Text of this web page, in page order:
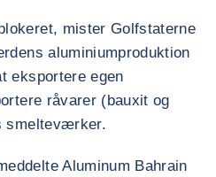
mister Golfstaterne
aluminiumproduktion
eksportere egen
råvarer (bauxit og
smelteværker.
Aluminum Bahrain